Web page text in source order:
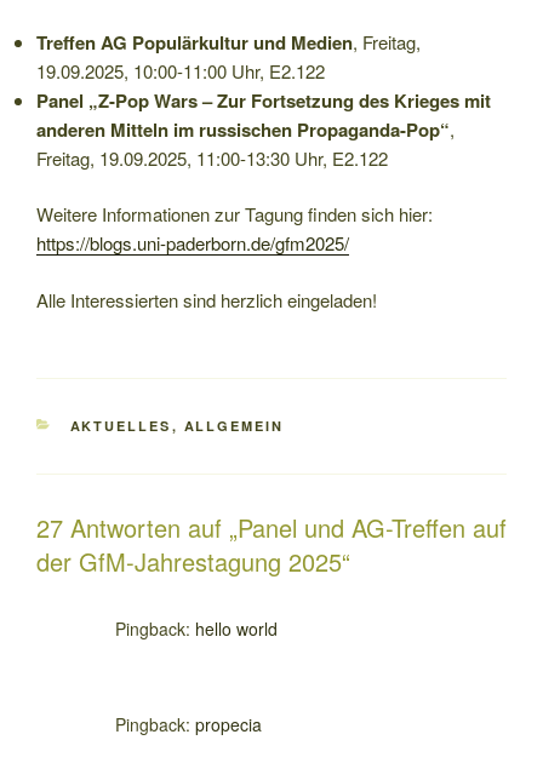
Treffen AG Populärkultur und Medien, Freitag,
19.09.2025, 10:00-11:00 Uhr, E2.122
Panel „Z-Pop Wars – Zur Fortsetzung des Krieges mit
anderen Mitteln im russischen Propaganda-Pop“,
Freitag, 19.09.2025, 11:00-13:30 Uhr, E2.122
Weitere Informationen zur Tagung finden sich hier:
https://blogs.uni-paderborn.de/gfm2025/
Alle Interessierten sind herzlich eingeladen!
KATEGORIEN
AKTUELLES , ALLGEMEIN
27 Antworten auf „Panel und AG-Treffen auf
der GfM-Jahrestagung 2025“
Pingback: hello world
Pingback: propecia